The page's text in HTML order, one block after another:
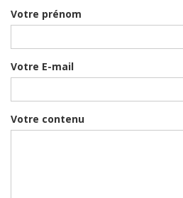
Votre prénom
Votre E-mail
Votre contenu